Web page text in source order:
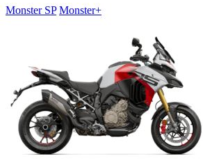
Monster SP Monster+